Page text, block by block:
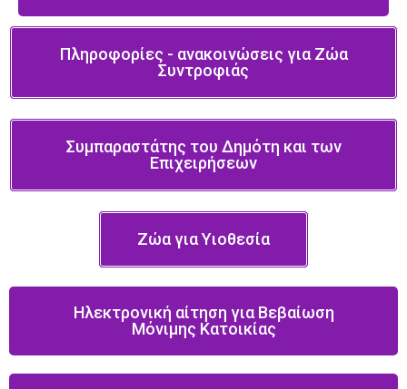
Πληροφορίες - ανακοινώσεις για Ζώα
Συντροφιάς
Συμπαραστάτης του Δημότη και των
Επιχειρήσεων
Ζώα για Υιοθεσία
Ηλεκτρονική αίτηση για Βεβαίωση
Μόνιμης Κατοικίας